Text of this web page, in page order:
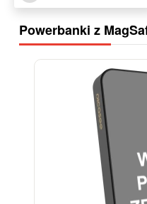
Powerbanki z